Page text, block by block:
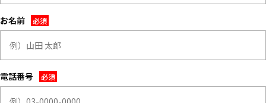
LOCATION
カフェやオフィスなどロケシーン
も
SIZE&PRICE
広さと利用料金で探す
ALL FILTER
すべての選択肢からスタジオを探す
すべての選択肢からスタジオを探
す
スタジオ一覧
お名前
電話番号